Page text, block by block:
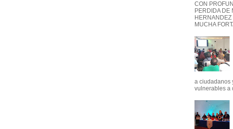
CON
PERDIDA DE
MUCHA
a ciudadanos
vulnerables a